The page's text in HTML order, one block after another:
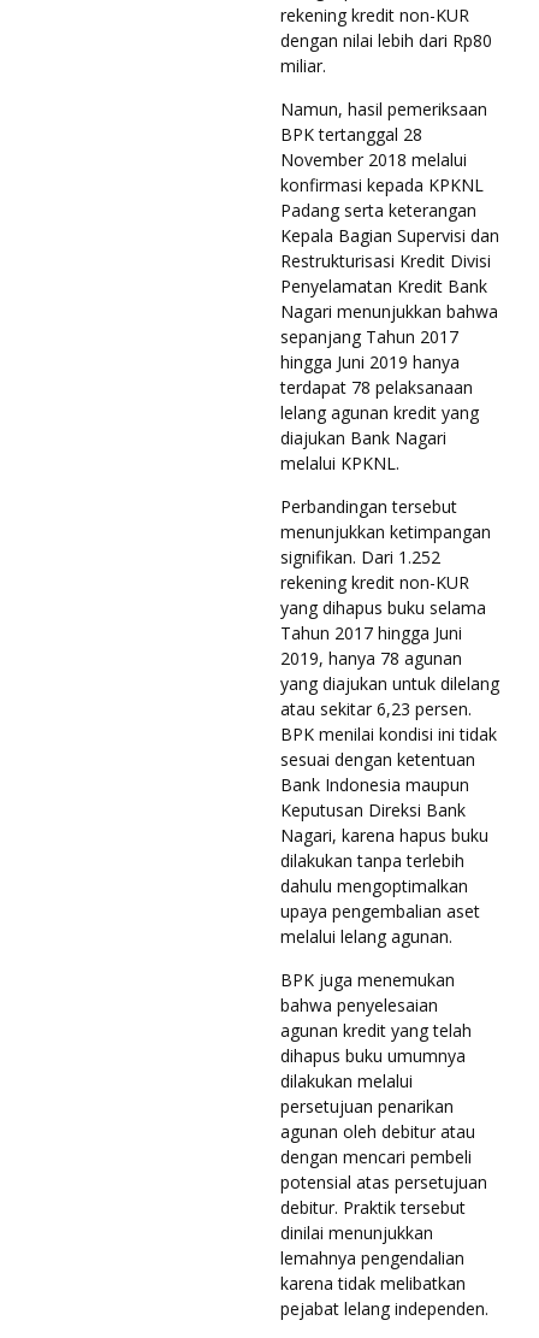
rekening kredit non-KUR
dengan nilai lebih dari Rp80
miliar.
Namun, hasil pemeriksaan
BPK tertanggal 28
November 2018 melalui
konfirmasi kepada KPKNL
Padang serta keterangan
Kepala Bagian Supervisi dan
Restrukturisasi Kredit Divisi
Penyelamatan Kredit Bank
Nagari menunjukkan bahwa
sepanjang Tahun 2017
hingga Juni 2019 hanya
terdapat 78 pelaksanaan
lelang agunan kredit yang
diajukan Bank Nagari
melalui KPKNL.
Perbandingan tersebut
menunjukkan ketimpangan
signifikan. Dari 1.252
rekening kredit non-KUR
yang dihapus buku selama
Tahun 2017 hingga Juni
2019, hanya 78 agunan
yang diajukan untuk dilelang
atau sekitar 6,23 persen.
BPK menilai kondisi ini tidak
sesuai dengan ketentuan
Bank Indonesia maupun
Keputusan Direksi Bank
Nagari, karena hapus buku
dilakukan tanpa terlebih
dahulu mengoptimalkan
upaya pengembalian aset
melalui lelang agunan.
BPK juga menemukan
bahwa penyelesaian
agunan kredit yang telah
dihapus buku umumnya
dilakukan melalui
persetujuan penarikan
agunan oleh debitur atau
dengan mencari pembeli
potensial atas persetujuan
debitur. Praktik tersebut
dinilai menunjukkan
lemahnya pengendalian
karena tidak melibatkan
pejabat lelang independen.